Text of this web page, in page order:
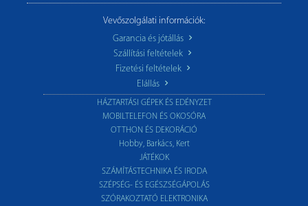
Vevőszolgálati információk:
Garancia és jótállás
Szállítási feltételek
Fizetési feltételek
Elállás
HÁZTARTÁSI GÉPEK ÉS EDÉNYZET
MOBILTELEFON ÉS OKOSÓRA
OTTHON ÉS DEKORÁCIÓ
Hobby, Barkács, Kert
JÁTÉKOK
SZÁMÍTÁSTECHNIKA ÉS IRODA
SZÉPSÉG- ÉS EGÉSZSÉGÁPOLÁS
SZÓRAKOZTATÓ ELEKTRONIKA